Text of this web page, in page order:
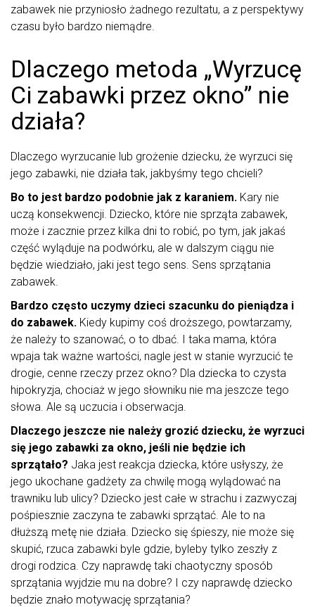
zabawek nie przyniosło żadnego rezultatu, a z perspektywy
czasu było bardzo niemądre.
Dlaczego metoda „Wyrzucę
Ci zabawki przez okno” nie
działa?
Dlaczego wyrzucanie lub grożenie dziecku, że wyrzuci się
jego zabawki, nie działa tak, jakbyśmy tego chcieli?
Bo to jest bardzo podobnie jak z karaniem. Kary nie
uczą konsekwencji. Dziecko, które nie sprząta zabawek,
może i zacznie przez kilka dni to robić, po tym, jak jakaś
część wyląduje na podwórku, ale w dalszym ciągu nie
będzie wiedziało, jaki jest tego sens. Sens sprzątania
zabawek.
Bardzo często uczymy dzieci szacunku do pieniądza i
do zabawek. Kiedy kupimy coś droższego, powtarzamy,
że należy to szanować, o to dbać. I taka mama, która
wpaja tak ważne wartości, nagle jest w stanie wyrzucić te
drogie, cenne rzeczy przez okno? Dla dziecka to czysta
hipokryzja, chociaż w jego słowniku nie ma jeszcze tego
słowa. Ale są uczucia i obserwacja.
Dlaczego jeszcze nie należy grozić dziecku, że wyrzuci
się jego zabawki za okno, jeśli nie będzie ich
sprzątało? Jaka jest reakcja dziecka, które usłyszy, że
jego ukochane gadżety za chwilę mogą wylądować na
trawniku lub ulicy? Dziecko jest całe w strachu i zazwyczaj
pośpiesznie zaczyna te zabawki sprzątać. Ale to na
dłuższą metę nie działa. Dziecko się śpieszy, nie może się
skupić, rzuca zabawki byle gdzie, byleby tylko zeszły z
drogi rodzica. Czy naprawdę taki chaotyczny sposób
sprzątania wyjdzie mu na dobre? I czy naprawdę dziecko
będzie znało motywację sprzątania?